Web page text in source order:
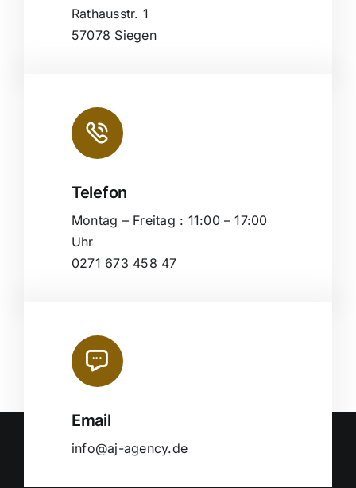
Rathausstr. 1
57078 Siegen
Telefon
Montag – Freitag : 11:00 – 17:00
Uhr
0271 673 458 47
Email
info@aj-agency.de